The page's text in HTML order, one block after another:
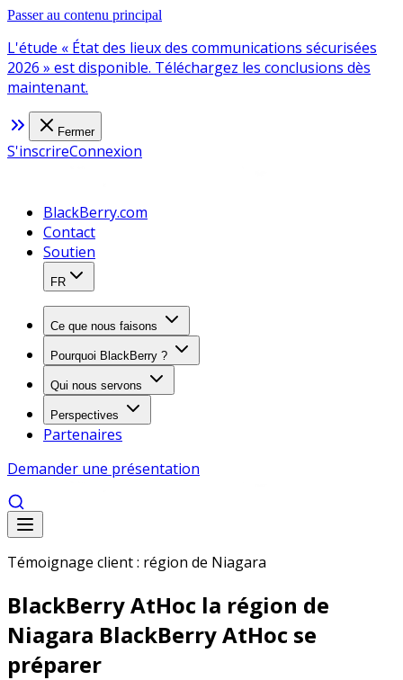
Passer au contenu principal
L'étude « État des lieux des communications sécurisées
2026 » est disponible. Téléchargez les conclusions dès
maintenant.
Fermer
S'inscrireConnexion
BlackBerry.com
Contact
Soutien
FR
Ce que nous faisons
Pourquoi BlackBerry ?
Qui nous servons
Perspectives
Partenaires
Demander une présentation
Témoignage client : région de Niagara
BlackBerry AtHoc la région de
Niagara BlackBerry AtHoc se
préparer